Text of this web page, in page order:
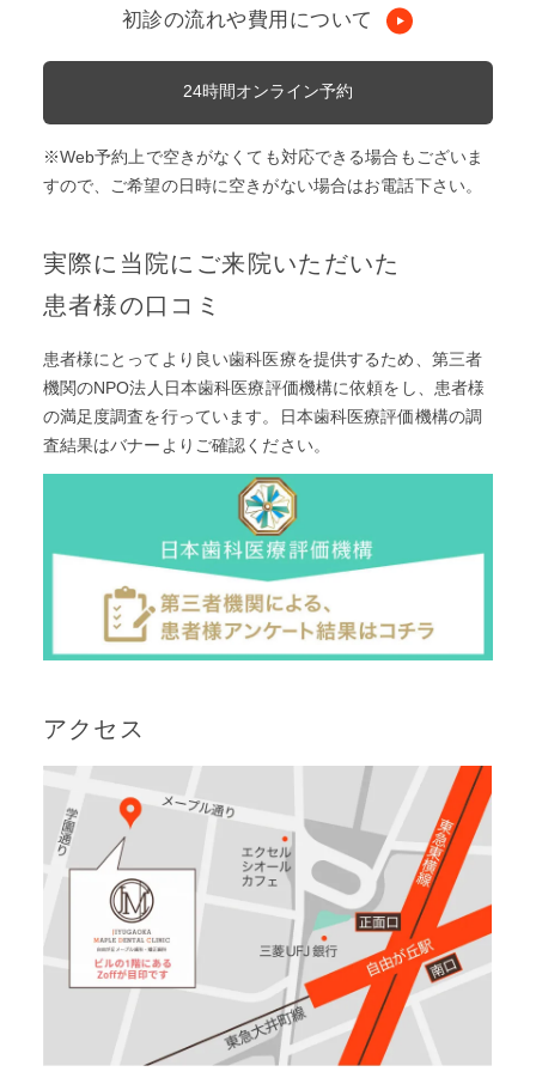
初診の流れや費用について
24時間オンライン予約
※Web予約上で空きがなくても対応できる場合もございま
すので、ご希望の日時に空きがない場合はお電話下さい。
実際に当院にご来院いただいた
患者様の口コミ
患者様にとってより良い歯科医療を提供するため、第三者
機関のNPO法人日本歯科医療評価機構に依頼をし、患者様
の満足度調査を⾏っています。日本歯科医療評価機構の調
査結果はバナーよりご確認ください。
アクセス